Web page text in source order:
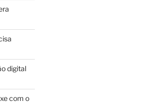
digital
com o